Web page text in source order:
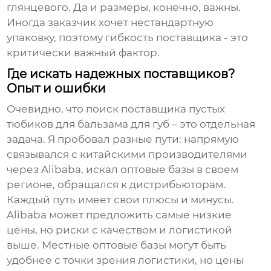
глянцевого. Да и размеры, конечно, важны.
Иногда заказчик хочет нестандартную
упаковку, поэтому гибкость поставщика - это
критически важный фактор.
Где искать надежных поставщиков?
Опыт и ошибки
Очевидно, что поиск поставщика пустых
тюбиков для бальзама для губ – это отдельная
задача. Я пробовал разные пути: напрямую
связывался с китайскими производителями
через Alibaba, искал оптовые базы в своем
регионе, обращался к дистрибьюторам.
Каждый путь имеет свои плюсы и минусы.
Alibaba может предложить самые низкие
цены, но риски с качеством и логистикой
выше. Местные оптовые базы могут быть
удобнее с точки зрения логистики, но цены